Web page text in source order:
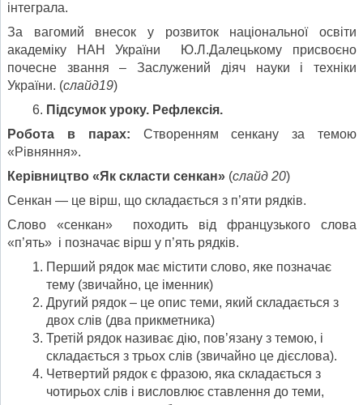
інтеграла.
За вагомий внесок у розвиток національної освіти
академіку НАН України Ю.Л.Далецькому присвоєно
почесне звання – Заслужений діяч науки і техніки
України. (слайд19)
Підсумок уроку. Рефлексія.
Робота в парах: Створенням сенкану за темою
«Рівняння».
Керівництво «Як скласти сенкан» (слайд 20)
Сенкан — це вірш, що складається з п’яти рядків.
Слово «сенкан» походить від французького слова
«п’ять» і позначає вірш у п’ять рядків.
Перший рядок має містити слово, яке позначає
тему (звичайно, це іменник)
Другий рядок – це опис теми, який складається з
двох слів (два прикметника)
Третій рядок називає дію, пов’язану з темою, і
складається з трьох слів (звичайно це дієслова).
Четвертий рядок є фразою, яка складається з
чотирьох слів і висловлює ставлення до теми,